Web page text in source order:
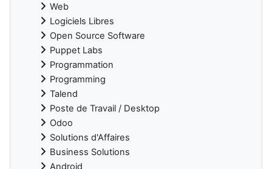
Web
Logiciels Libres
Open Source Software
Puppet Labs
Programmation
Programming
Talend
Poste de Travail / Desktop
Odoo
Solutions d'Affaires
Business Solutions
Android